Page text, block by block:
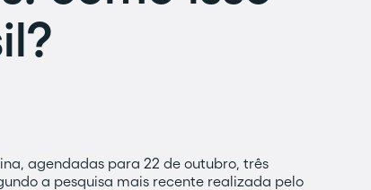
agendadas para 22 de outubro, três
a pesquisa mais recente realizada pelo